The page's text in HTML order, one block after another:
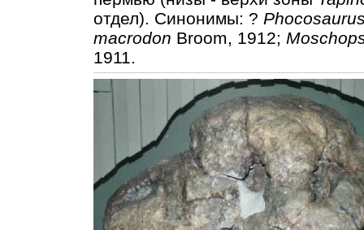
отдел). Синонимы: ?
macrodon Broom, 1912;
1911.